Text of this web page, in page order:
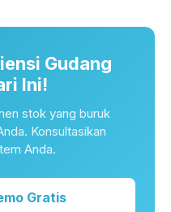
Gudang
Ini!
stok yang buruk
Konsultasikan
Anda.
Gratis